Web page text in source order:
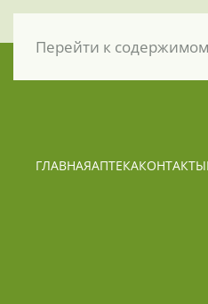
Перейти к
ГЛАВНАЯАПТЕКАКОНТАКТЫ